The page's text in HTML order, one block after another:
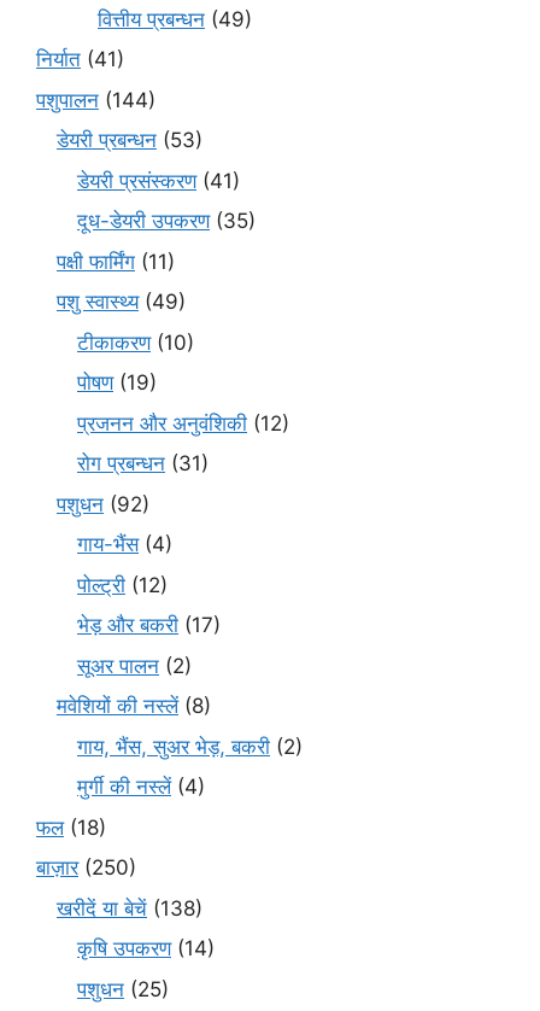
वित्तीय प्रबन्धन (49)
निर्यात (41)
पशुपालन (144)
डेयरी प्रबन्धन (53)
डेयरी प्रसंस्करण(41)
दूध-डेयरी उपकरण(35)
पक्षी फार्मिंग (11)
पशु स्वास्थ्य(49)
टीकाकरण(10)
पोषण(19)
प्रजनन और अनुवंशिकी (12)
रोग प्रबन्धन (31)
पशुधन (92)
गाय-भैंस(4)
पोल्ट्री (12)
भेड़ और बकरी (17)
सूअर पालन (2)
मवेशियों की नस्लें(8)
गाय, भैंस, सुअर भेड़, बकरी (2)
मुर्गी की नस्लें(4)
फल(18)
बाज़ार(250)
खरीदें या बेचें (138)
कृषि उपकरण(14)
पशुधन (25)